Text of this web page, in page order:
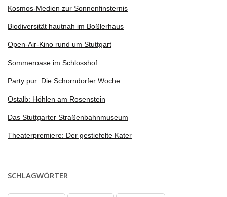
Kosmos-Medien zur Sonnenfinsternis
Biodiversität hautnah im Boßlerhaus
Open-Air-Kino rund um Stuttgart
Sommeroase im Schlosshof
Party pur: Die Schorndorfer Woche
Ostalb: Höhlen am Rosenstein
Das Stuttgarter Straßenbahnmuseum
Theaterpremiere: Der gestiefelte Kater
SCHLAGWÖRTER